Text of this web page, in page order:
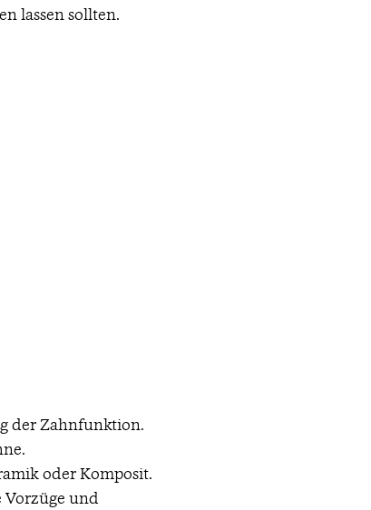
lassen sollten.
der Zahnfunktion.
oder Komposit.
Vorzüge und